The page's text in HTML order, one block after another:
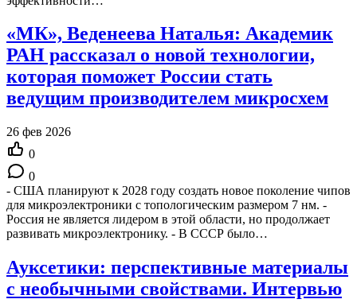
«МК», Веденеева Наталья: Академик
РАН рассказал о новой технологии,
которая поможет России стать
ведущим производителем микросхем
26 фев 2026
0
0
- США планируют к 2028 году создать новое поколение чипов
для микроэлектроники с топологическим размером 7 нм. -
Россия не является лидером в этой области, но продолжает
развивать микроэлектронику. - В СССР было…
Ауксетики: перспективные материалы
с необычными свойствами. Интервью